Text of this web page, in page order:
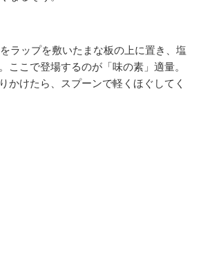
ラップを敷いたまな板の上に置き、塩
ここで登場するのが「味の素」適量。
かけたら、スプーンで軽くほぐしてく